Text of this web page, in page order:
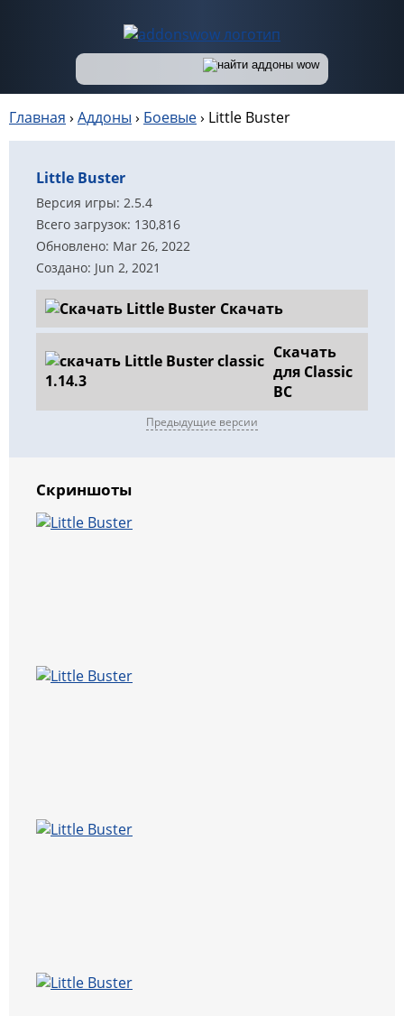
Главная › Аддоны › Боевые› Little Buster
Little Buster
Версия игры: 2.5.4
Всего загрузок: 130,816
Обновлено: Mar 26, 2022
Создано: Jun 2, 2021
Скачать
Скачать
для Classic
BC
Предыдущие версии
Скриншоты